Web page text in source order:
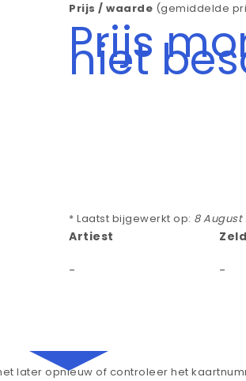
Prijs / waarde (gemiddelde
Prijs
niet
* Laatst bijgewerkt op: 8 August
Artiest
- -
later opnieuw of controleer het